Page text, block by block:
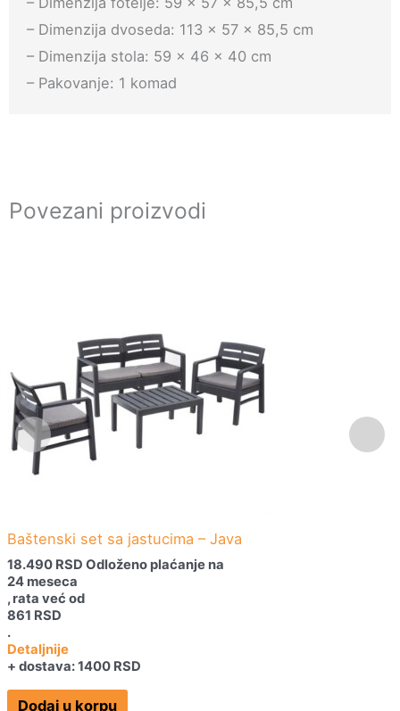
– Dimenzija dvoseda: 113 × 57 × 85,5 cm
– Dimenzija stola: 59 × 46 × 40 cm
– Pakovanje: 1 komad
Povezani proizvodi
Baštenski set sa jastucima – Java
18.490 RSD Odloženo plaćanje na
24 meseca
, rata već od
861 RSD
.
Detaljnije
+ dostava: 1400 RSD
Dodaj u korpu